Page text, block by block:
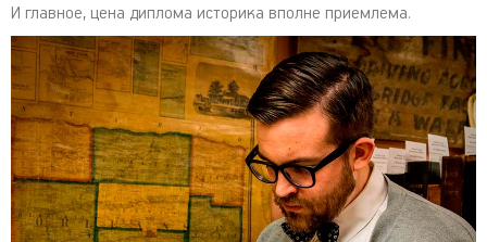
И главное, цена диплома историка вполне приемлема.